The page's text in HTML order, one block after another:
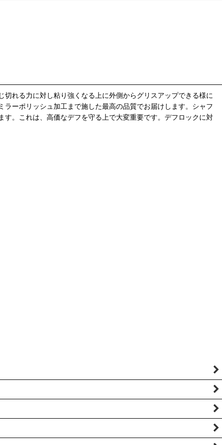
れる力に対し粘り強くなる上に外側からグリスアップできる様に
ーポリッシュ加工まで施した最高の品質でお届けします。シャフ
。これは、高価なデフを守る上で大変重要です。デフロックに対